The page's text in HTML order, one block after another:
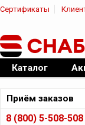
Сертификаты
Официальный дилер ПО
Каталог
Приём заказов
8 (800) 5-508-508